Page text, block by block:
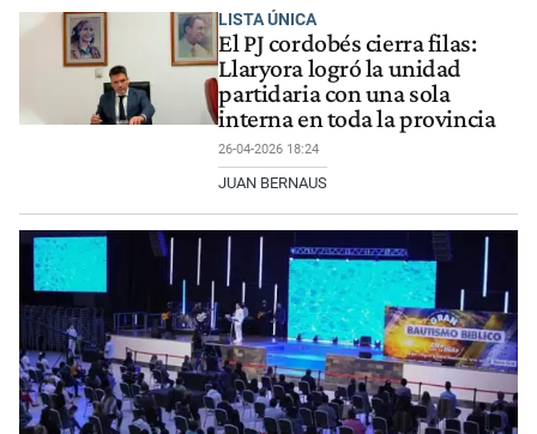
LISTA ÚNICA
El PJ cordobés cierra filas:
Llaryora logró la unidad
partidaria con una sola
interna en toda la provincia
26-04-2026 18:24
JUAN BERNAUS